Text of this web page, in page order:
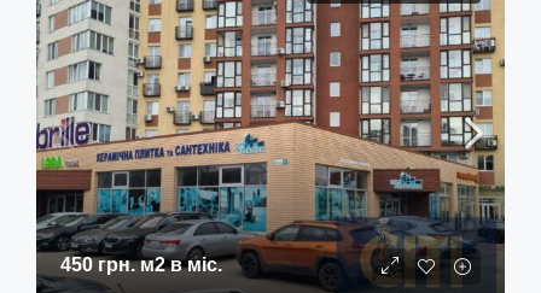
450 грн.м2 в міс.